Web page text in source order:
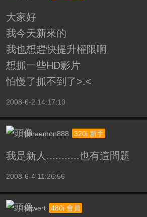
大家好
我今天新來的
我也想趕快提升權限啊
想抓一些HD影片
怕慢了抓不到了>.<
2008-6-2 14:17:10
doraemon888 320i 新手
我是新人...........也有這問題
2008-6-4 11:26:56
aqwert 480i 會員